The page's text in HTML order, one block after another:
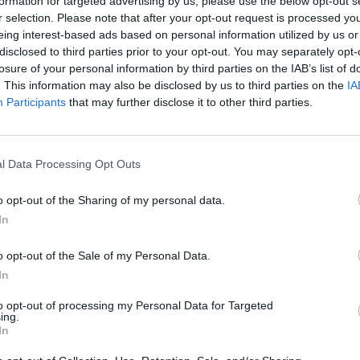
selection. Please note that after your opt-out request is processed
interest-based ads based on personal information utilized by us
to third parties prior to your opt-out. You may separately
of your personal information by third parties on the IAB’s list of
This information may also be disclosed by us to third parties on the
Participants that may further disclose it to other third parties.
Data Processing Opt Outs
opt-out of the Sharing of my personal data.
opt-out of the Sale of my Personal Data.
opt-out of processing my Personal Data for Targeted
miatt a főváros több pontján is
május 1-jével kezdődő hosszú hétvégén, a környéken
sűrűbben vagy nagyobb befogadóképességű
– közölte a Budapesti Közlekedési Központ (BKK)
szerint május 1-jén az ünnepnapokon, illetve munkaszüneti
május 2-án a szombati, május 3-án vasárnap pedig
szerint közlekednek a járatok. Pénteken a Városligeti
eléréshez a BKK elsősorban a gyakrabban közlekedő M1-es...
portfolio.hu hírarchívumához tartozik, melynek olvasása
tartalmazza: